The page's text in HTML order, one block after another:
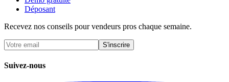
Déposant
Recevez nos conseils pour vendeurs pros chaque semaine.
S'inscrire
Suivez-nous